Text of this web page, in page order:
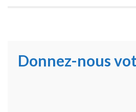
Donnez-nous